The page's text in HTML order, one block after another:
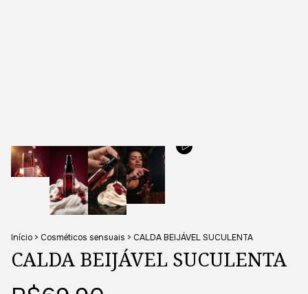
Início > Cosméticos sensuais > CALDA BEIJÁVEL SUCULENTA
CALDA BEIJÁVEL SUCULENTA